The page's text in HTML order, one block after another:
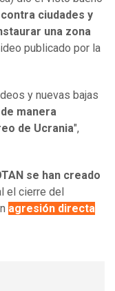
ciudades y
una zona
publicado por la
y nuevas bajas
de manera
de Ucrania",
se han creado
el cierre del
agresión directa